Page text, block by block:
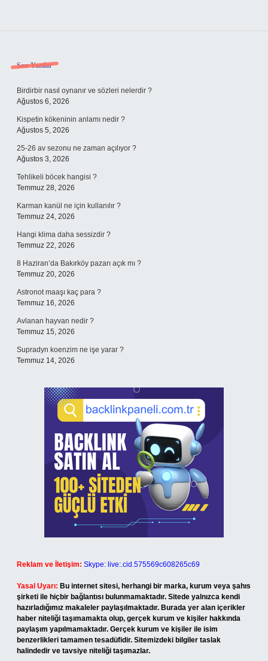
Sidebar
Son Yazılar
Birdirbir nasıl oynanır ve sözleri nelerdir ?
Ağustos 6, 2026
Kispetin kökeninin anlamı nedir ?
Ağustos 5, 2026
25-26 av sezonu ne zaman açılıyor ?
Ağustos 3, 2026
Tehlikeli böcek hangisi ?
Temmuz 28, 2026
Karman kanül ne için kullanılır ?
Temmuz 24, 2026
Hangi klima daha sessizdir ?
Temmuz 22, 2026
8 Haziran’da Bakırköy pazarı açık mı ?
Temmuz 20, 2026
Astronot maaşı kaç para ?
Temmuz 16, 2026
Avlanan hayvan nedir ?
Temmuz 15, 2026
Supradyn koenzim ne işe yarar ?
Temmuz 14, 2026
Reklam ve İletişim: Skype: live:.cid.575569c608265c69
Yasal Uyarı: Bu internet sitesi, herhangi bir marka, kurum veya şahıs
şirketi ile hiçbir bağlantısı bulunmamaktadır. Sitede yalnızca kendi
hazırladığımız makaleler paylaşılmaktadır. Burada yer alan içerikler
haber niteliği taşımamakta olup, gerçek kurum ve kişiler hakkında
paylaşım yapılmamaktadır. Gerçek kurum ve kişiler ile isim
benzerlikleri tamamen tesadüfidir. Sitemizdeki bilgiler taslak
halindedir ve tavsiye niteliği taşımazlar.